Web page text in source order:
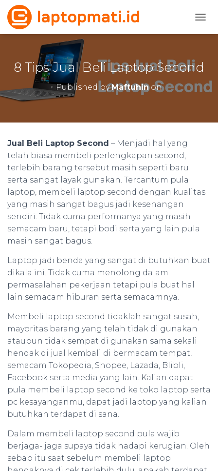
8 Tips Jual Beli Laptop Second
Published byMaftuhinon
Jual Beli Laptop Second – Menjadi hal yang
telah biasa membeli perlengkapan second,
terlebih barang tersebut masih seperti baru
serta sangat layak gunakan. Tercantum pula
laptop, membeli laptop second dengan kualitas
yang masih sangat bagus jadi kesenangan
sendiri. Tidak cuma performanya yang masih
semacam baru, tetapi bodi serta yang lain pula
masih sangat bagus.
Laptop jadi benda yang sangat di butuhkan buat
dikala ini. Tidak cuma menolong dalam
permasalahan pekerjaan tetapi pula buat hal
lain semacam hiburan serta semacamnya.
Membeli laptop second tidaklah sangat susah,
mayoritas barang yang telah tidak di gunakan
ataupun tidak sempat di gunakan sama sekali
hendak di jual kembali di bermacam tempat,
semacam Tokopedia, Shopee, Lazada, Blibli,
Facebook serta media yang lain. Kalian dapat
pula membeli laptop second ke toko laptop serta
pc kesayanganmu, dapat jadi laptop yang kalian
butuhkan terdapat di sana.
Dalam membeli laptop second pula wajib
berjaga- jaga supaya tidak hadapi kerugian. Oleh
sebab itu saat sebelum membeli laptop